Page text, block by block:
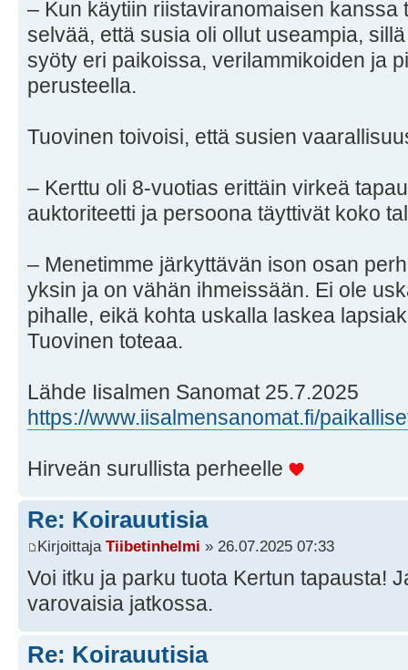
– Kun käytiin riistaviranomaisen kanssa
selvää, että susia oli ollut useampia,
syöty eri paikoissa, verilammikoiden ja
perusteella.
Tuovinen toivoisi, että susien
– Kerttu oli 8-vuotias erittäin virkeä
auktoriteetti ja persoona täyttivät koko
– Menetimme järkyttävän ison osan
yksin ja on vähän ihmeissään. Ei ole
pihalle, eikä kohta uskalla laskea
Tuovinen toteaa.
Lähde Iisalmen Sanomat 25.7.2025
https://www.iisalmensanomat.fi/
Hirveän surullista perheelle
Re: Koirauutisia
Kirjoittaja Tiibetinhelmi » 26.07.2025 07:33
Voi itku ja parku tuota Kertun tapausta!
varovaisia jatkossa.
Re: Koirauutisia